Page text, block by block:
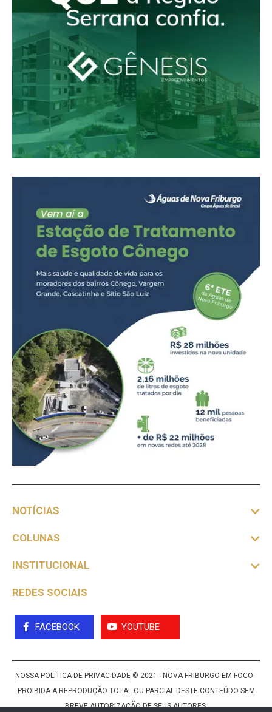
NOTÍCIAS
COLUNAS
INSTITUCIONAL
REDES SOCIAIS
FACEBOOK YOUTUBE
NOSSA POLÍTICA DE PRIVACIDADE © 2021 - NOVA FRIBURGO EM FOCO -
PROIBIDA A REPRODUÇÃO TOTAL OU PARCIAL DESTE CONTEÚDO SEM
BREVE AUTORIZAÇÃO DE SEUS AUTORES.